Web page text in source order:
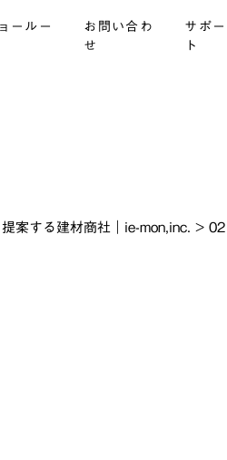
ールー
お問い合わ
せ
サポー
ト
案する建材商社｜ie-mon,inc. > 02